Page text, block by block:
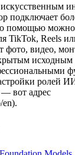
подключает
помощью можно
TikTok, Reels
фото, видео,
исходным
ролей
вот адрес
en).